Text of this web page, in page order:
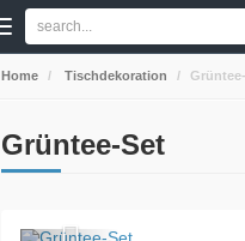
Home Tischdekoration
Grüntee-Set